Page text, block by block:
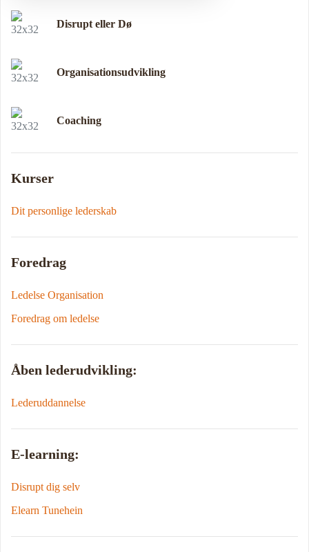
Disrupt eller Dø
Organisationsudvikling
Coaching
Kurser
Dit personlige lederskab
Foredrag
Ledelse Organisation
Foredrag om ledelse
Åben lederudvikling:
Lederuddannelse
E-learning:
Disrupt dig selv
Elearn Tunehein